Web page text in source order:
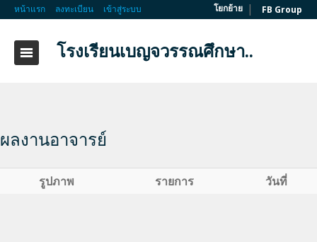
หน้าแรก ลงทะเบียน เข้าสู่ระบบ โยกย้าย | FB Group
โรงเรียนเบญจวรรณศึกษา..
ผลงานอาจารย์
รูปภาพ รายการ วันที่